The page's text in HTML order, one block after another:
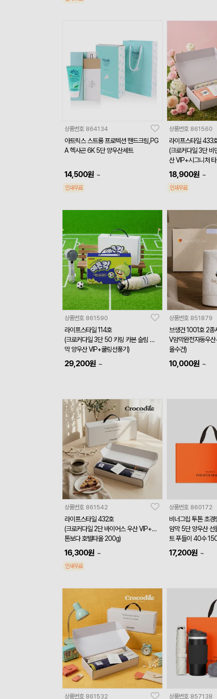
상품번호 864134
아트릭스 스트롱 프로텍션 핸드크림,PG
A 헥사곤 6K 5단 양우산세트
14,500원 ~
인쇄무료
상품번호 861560
라이프스타일 433
(크로커다일 3단 비
산 VIP+시그니처
18,900원 ~
인쇄무료
상품번호 861590
라이프스타일 114호
(크로커다일 3단 50 키링 카본 슬림 암
막 양우산 VIP+쿨링선풍기)
29,200원 ~
상품번호 851879
브생건 1001호 2
V암막완전자동우
올수건)
10,000원 ~
상품번호 861542
라이프스타일 432호
(크로커다일 2단 바이어스 우산 VIP+투
톤보다 호텔타올 200g)
16,300원 ~
인쇄무료
상품번호 860172
비너그립 투톤 초
암막 5단 양우산 선
트 푸들이 40수
17,200원 ~
상품번호 861532 상품번호 857138